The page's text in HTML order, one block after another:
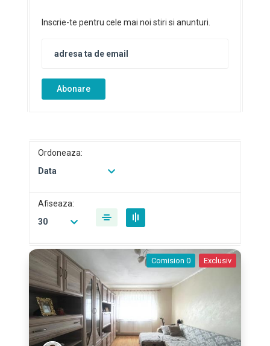
Inscrie-te pentru cele mai noi stiri si anunturi.
Abonare
Ordoneaza:
Data
Afiseaza:
30
Comision 0 Exclusiv